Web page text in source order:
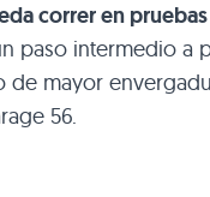
correr en
paso intermedio a
de mayor
56.